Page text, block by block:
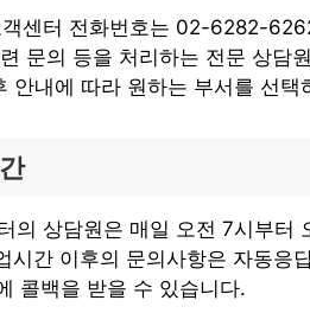
센터 전화번호는 02-6282-
문의 등을 처리하는 전문 상담
안내에 따라 원하는 부서를 선택
의 상담원은 매일 오전 7시부터
시간 이후의 문의사항은 자동응
콜백을 받을 수 있습니다.